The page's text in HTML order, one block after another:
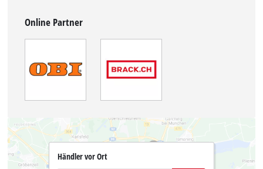
Online Partner
Händler vor Ort